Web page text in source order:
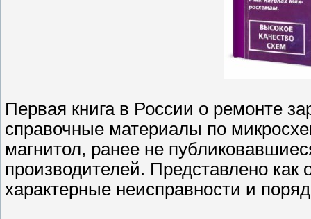
Первая книга в России о ремонте
справочные материалы по
магнитол, ранее не
производителей. Представлено
характерные неисправности и